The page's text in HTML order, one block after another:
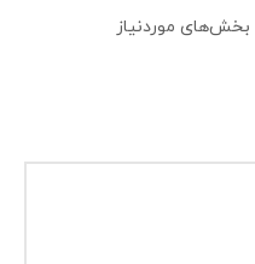
بخش‌های موردنیاز